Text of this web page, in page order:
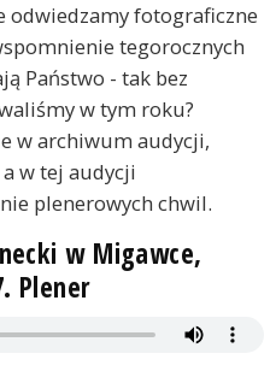
odwiedzamy fotograficzne
tegorocznych
Państwo - tak bez
w tym roku?
w archiwum audycji,
w tej audycji
plenerowych chwil.
w Migawce,
Plener